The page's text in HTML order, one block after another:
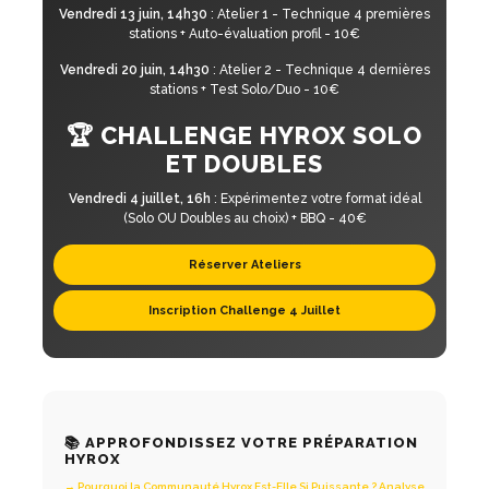
Vendredi 13 juin, 14h30 : Atelier 1 - Technique 4 premières
stations + Auto-évaluation profil - 10€
Vendredi 20 juin, 14h30 : Atelier 2 - Technique 4 dernières
stations + Test Solo/Duo - 10€
🏆 CHALLENGE HYROX SOLO
ET DOUBLES
Vendredi 4 juillet, 16h : Expérimentez votre format idéal
(Solo OU Doubles au choix) + BBQ - 40€
Réserver Ateliers
Inscription Challenge 4 Juillet
📚 APPROFONDISSEZ VOTRE PRÉPARATION
HYROX
→ Pourquoi la Communauté Hyrox Est-Elle Si Puissante ? Analyse